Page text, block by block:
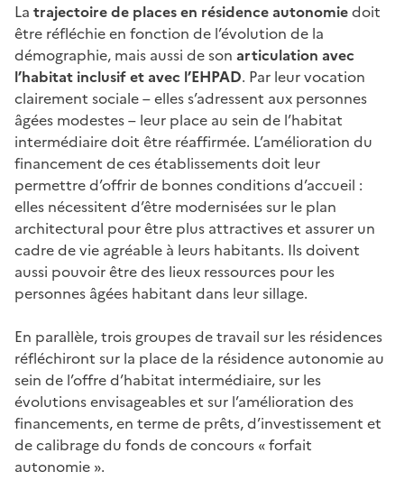
La trajectoire de places en résidence autonomiedoit
être réfléchie en fonction de l’évolution de la
démographie, mais aussi de son articulation avec
l’habitat inclusif et avec l’EHPAD. Par leur vocation
clairement sociale – elles s’adressent aux personnes
âgées modestes – leur place au sein de l’habitat
intermédiaire doit être réaffirmée. L’amélioration du
financement de ces établissements doit leur
permettre d’offrir de bonnes conditions d’accueil :
elles nécessitent d’être modernisées sur le plan
architectural pour être plus attractives et assurer un
cadre de vie agréable à leurs habitants. Ils doivent
aussi pouvoir être des lieux ressources pour les
personnes âgées habitant dans leur sillage.
En parallèle, trois groupes de travail sur les résidences
réfléchiront sur la place de la résidence autonomie au
sein de l’offre d’habitat intermédiaire, sur les
évolutions envisageables et sur l’amélioration des
financements, en terme de prêts, d’investissement et
de calibrage du fonds de concours « forfait
autonomie ».